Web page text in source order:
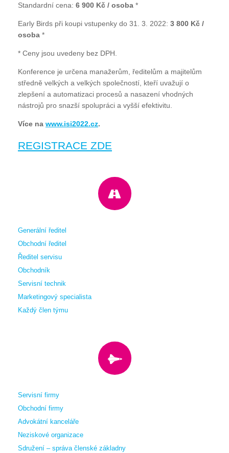
Standardní cena: 6 900 Kč / osoba *
Early Birds při koupi vstupenky do 31. 3. 2022: 3 800 Kč /
osoba *
* Ceny jsou uvedeny bez DPH.
Konference je určena manažerům, ředitelům a majitelům
středně velkých a velkých společností, kteří uvažují o
zlepšení a automatizaci procesů a nasazení vhodných
nástrojů pro snazší spolupráci a vyšší efektivitu.
Více na www.isi2022.cz.
REGISTRACE ZDE
Generální ředitel
Obchodní ředitel
Ředitel servisu
Obchodník
Servisní technik
Marketingový specialista
Každý člen týmu
Servisní firmy
Obchodní firmy
Advokátní kanceláře
Neziskové organizace
Sdružení – správa členské základny